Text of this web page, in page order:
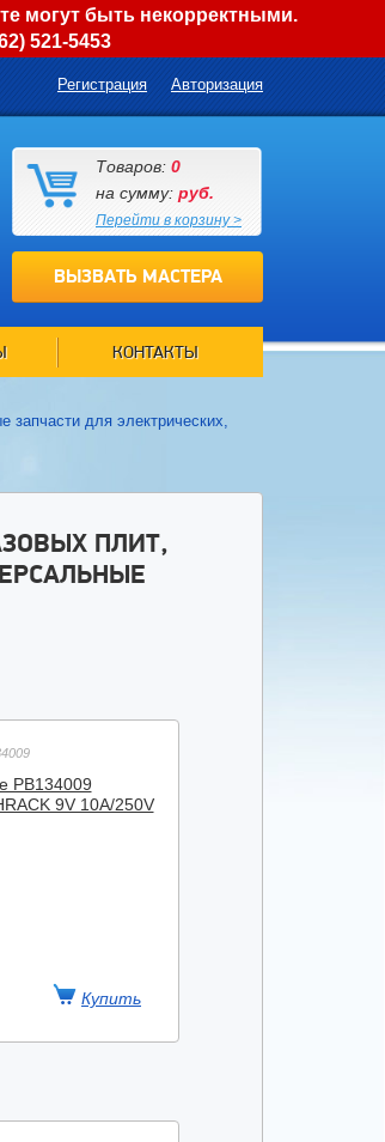
могут быть некорректными.
521-5453
Регистрация Авторизация
Товаров: 0
на сумму: руб.
Перейти в корзину >
ВЫЗВАТЬ МАСТЕРА
КОНТАКТЫ
запчасти для электрических,
ПЛИТ,
PB134009
9V 10A/250V